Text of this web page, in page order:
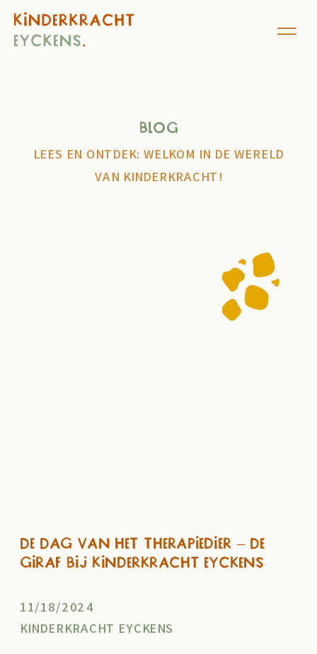
LEES EN ONTDEK: WELKOM IN DE WERELD
VAN KINDERKRACHT!
Blog
KINDERKRACHT EYCKENS
11/18/2024
De Dag van het Therapiedier – De
giraf bij Kinderkracht Eyckens